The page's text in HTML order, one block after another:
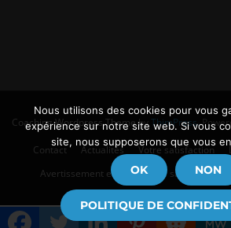
Coaching Wordpress ThemebyThimPress.
Contact Actualités Votre satisfaction
Avertissement en matière de santé
Nous utilisons des cookies pour vous
expérience sur notre site web. Si vous
site, nous supposerons que vous
OK NON
POLITIQUE DE